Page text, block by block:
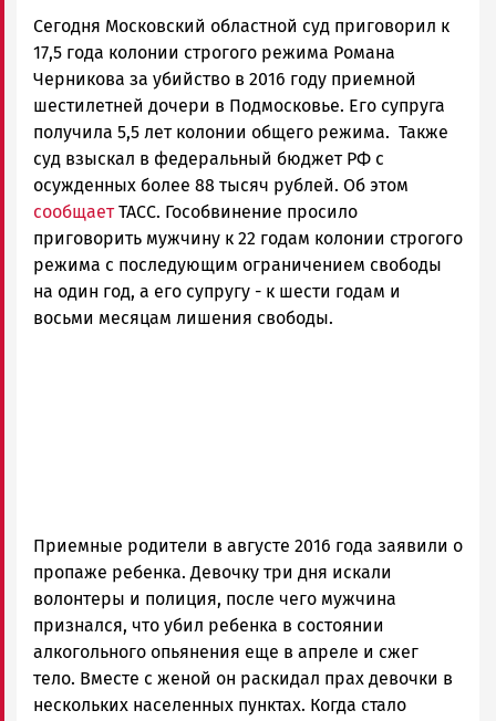
Петрозаводска
и
Карелии
|
Петрозаводск
ГОВОРИТ
Сегодня Московский областной суд приговорил к
17,5 года колонии строгого режима Романа
Черникова за убийство в 2016 году приемной
шестилетней дочери в Подмосковье. Его супруга
получила 5,5 лет колонии общего режима. Также
суд взыскал в федеральный бюджет РФ с
осужденных более 88 тысяч рублей. Об этом
сообщаетТАСС. Гособвинение просило
приговорить мужчину к 22 годам колонии строгого
режима с последующим ограничением свободы
на один год, а его супругу - к шести годам и
восьми месяцам лишения свободы.
Приемные родители в августе 2016 года заявили о
пропаже ребенка. Девочку три дня искали
волонтеры и полиция, после чего мужчина
признался, что убил ребенка в состоянии
алкогольного опьянения еще в апреле и сжег
тело. Вместе с женой он раскидал прах девочки в
нескольких населенных пунктах. Когда стало